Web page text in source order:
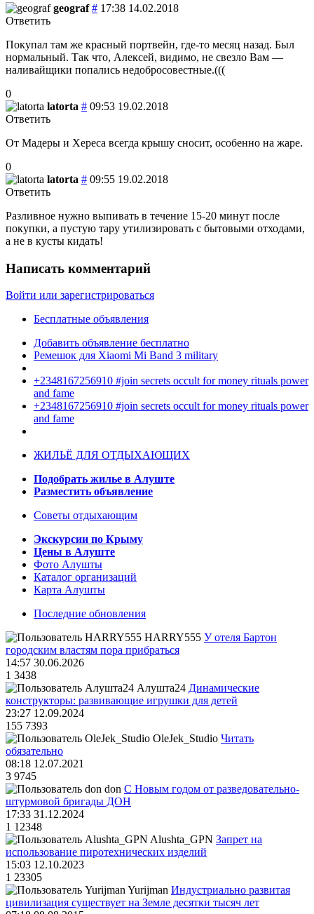
geograf # 17:38 14.02.2018
Ответить
Покупал там же красный портвейн, где-то месяц назад. Был
нормальный. Так что, Алексей, видимо, не свезло Вам —
наливайщики попались недобросовестные.(((
0
latorta # 09:53 19.02.2018
Ответить
От Мадеры и Хереса всегда крышу сносит, особенно на жаре.
0
latorta # 09:55 19.02.2018
Ответить
Разливное нужно выпивать в течение 15-20 минут после
покупки, а пустую тару утилизировать с бытовыми отходами,
а не в кусты кидать!
Написать комментарий
Войти или зарегистрироваться
Бесплатные объявления
Добавить объявление бесплатно
Ремешок для Xiaomi Mi Band 3 military
+2348167256910 #join secrets occult for money rituals power
and fame
+2348167256910 #join secrets occult for money rituals power
and fame
ЖИЛЬЁ ДЛЯ ОТДЫХАЮЩИХ
Подобрать жилье в Алуште
Разместить объявление
Советы отдыхающим
Экскурсии по Крыму
Цены в Алуште
Фото Алушты
Каталог организаций
Карта Алушты
Последние обновления
HARRY555 У отеля Бартон
городским властям пора прибраться
14:57 30.06.2026
1 3438
Алушта24 Динамические
конструкторы: развивающие игрушки для детей
23:27 12.09.2024
155 7393
OleJek_Studio Читать
обязательно
08:18 12.07.2021
3 9745
don С Новым годом от разведовательно-
штурмовой бригады ДОН
17:33 31.12.2024
1 12348
Alushta_GPN Запрет на
использование пиротехнических изделий
15:03 12.10.2023
1 23305
Yurijman Индустриально развитая
цивилизация существует на Земле десятки тысяч лет